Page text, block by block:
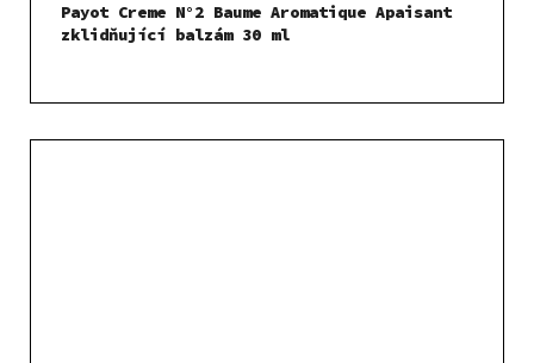
Payot Creme N°2 Baume Aromatique Apaisant
zklidňující balzám 30 ml